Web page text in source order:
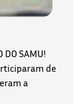
SAMU!
de
a